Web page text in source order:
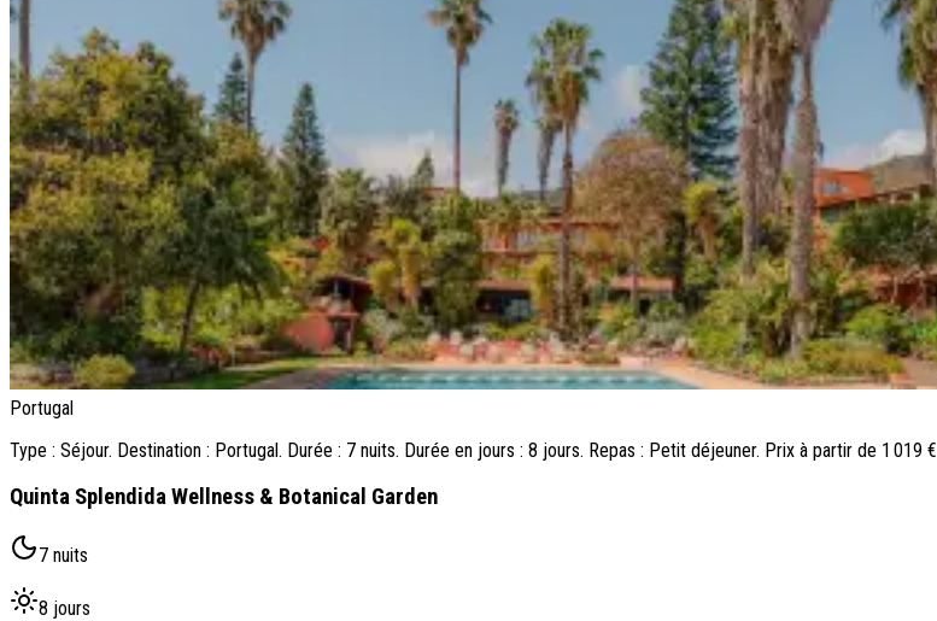
Portugal
Type : Séjour. Destination : Portugal. Durée : 7 nuits. Durée en jours : 8 jours. Repas : Petit déjeuner. Prix à partir de 1 019 €
Quinta Splendida Wellness & Botanical Garden
7 nuits
8 jours